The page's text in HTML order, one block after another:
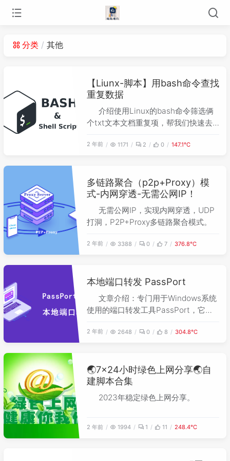
分类 其他
【Liunx-脚本】用bash命令查找
重复数据
介绍使用Linux的bash命令筛选俩
个txt文本文档重复项，帮我们快速去
2 年前 1171 2 0 147.1℃
多链路聚合（p2p+Proxy）模
式-内网穿透-无需公网IP！
无需公网IP，实现内网穿透，UDP
打洞，P2P+Proxy多链路聚合模式。
2 年前 3388 0 7 376.8℃
本地端口转发 PassPort
文章介绍：专门用于Windows系统
使用的端口转发工具PassPort，它具
UDP转发，支持配置多个并行转发，只
2 年前 2648 0 8 304.8℃
🌏7×24小时绿色上网分享🌏自
建脚本合集
2023年稳定绿色上网分享。
2 年前 1994 1 11 248.4℃